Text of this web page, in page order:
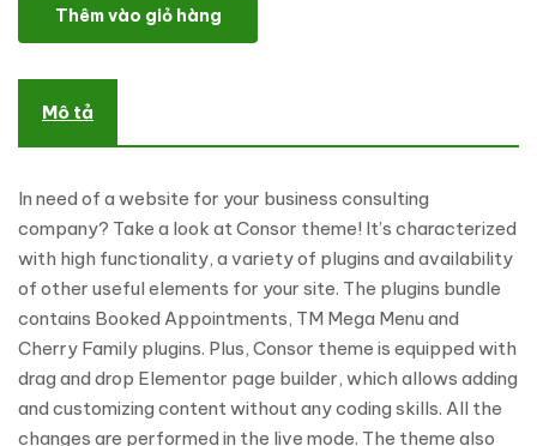
Thêm vào giỏ hàng
Mô tả
In need of a website for your business consulting
company? Take a look at Consor theme! It’s characterized
with high functionality, a variety of plugins and availability
of other useful elements for your site. The plugins bundle
contains Booked Appointments, TM Mega Menu and
Cherry Family plugins. Plus, Consor theme is equipped with
drag and drop Elementor page builder, which allows adding
and customizing content without any coding skills. All the
changes are performed in the live mode. The theme also